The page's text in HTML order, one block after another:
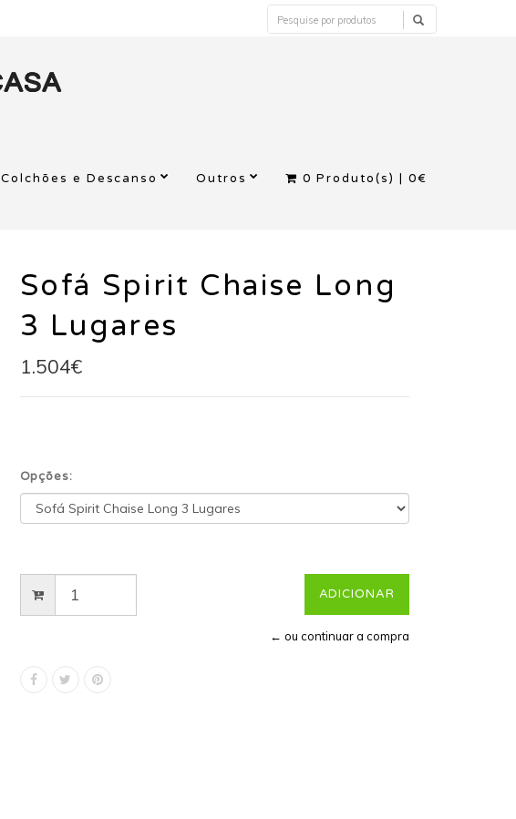
Colchões e Descanso Outros 0 Produto(s) |0€
Sofá Spirit Chaise Long
3 Lugares
1.504€
Opções:
← ou continuar a compra